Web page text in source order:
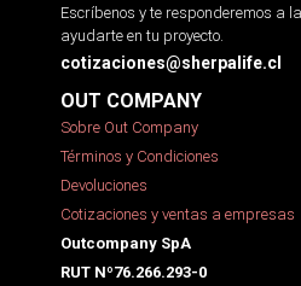
Escríbenos y te responderemos a
ayudarte en tu proyecto.
cotizaciones@sherpalife.cl
OUT COMPANY
Sobre Out Company
Términos y Condiciones
Devoluciones
Cotizaciones y ventas a empresas
Outcompany SpA
RUT Nº76.266.293-0